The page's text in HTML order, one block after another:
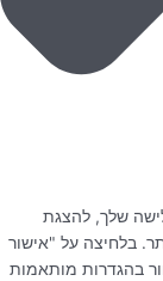
שלך, להצגת
בלחיצה על "אישור
בהגדרות מותאמות